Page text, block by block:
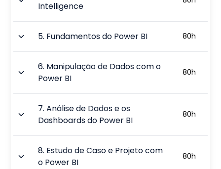
Intelligence
5. Fundamentos do Power BI 80h
6. Manipulação de Dados com o
Power BI
80h
7.Análise de Dados e os
Dashboards do Power BI
80h
8. Estudo de Caso e Projeto com
o Power BI
80h